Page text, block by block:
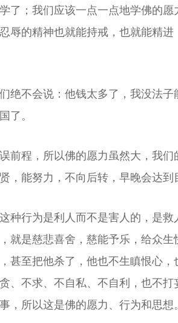
了；我们应该一点一点地学佛的
辱的精神也就能持戒，也就能精
绝不会说：他钱太多了，我没法
了。
前程，所以佛的愿力虽然大，我
能努力，不向后转，早晚会达到
种行为是利人而不是害人的，是
就是慈悲喜舍，慈能予乐，给众
甚至把他杀了，他也不生瞋恨心
、不求、不自私、不自利，也不
所以这是佛的愿力、行为和思想。